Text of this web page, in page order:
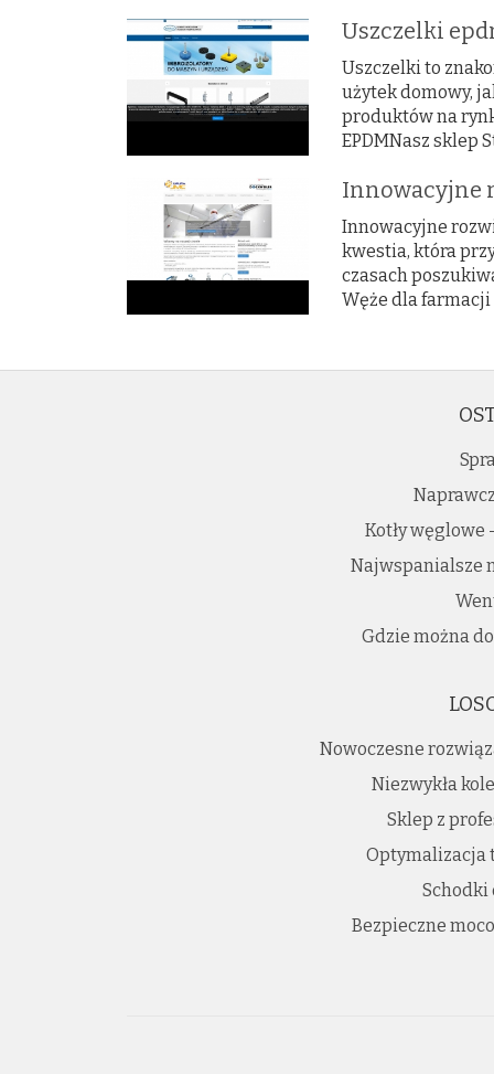
Uszczelki
Uszczelki to
użytek domowy,
produktów na
EPDMNasz sklep
Innowacyjne
Innowacyjne
kwestia, która
czasach
Węże dla
Kotły
Najwspanialsze
Gdzie można
Nowoczesne
Niezwykła
Sklep z
Optymalizacja
Schodki
Bezpieczne